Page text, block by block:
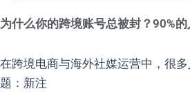
为什么你的跨境账号总被封？90%
在跨境电商与海外社媒运营中，很
题：新注